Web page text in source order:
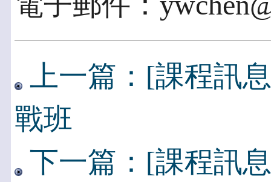
上一篇：[課程訊
戰班
下一篇：[課程訊